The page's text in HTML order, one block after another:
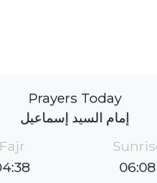
Prayers Today
إمام السيد إسماعيل
Fajr
06:08